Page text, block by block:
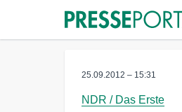
25.09.2012 – 15:31
NDR / Das Erste